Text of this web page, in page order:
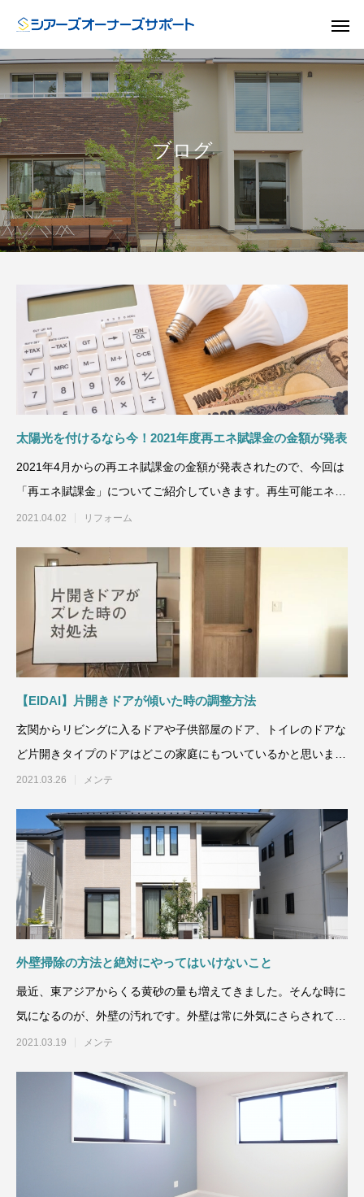
ドア
GUIDE
ブログ
太陽光を付けるなら今！2021年度再エネ賦課金の金額が発表
2021年4月からの再エネ賦課金の金額が発表されたので、今回は
「再エネ賦課金」についてご紹介していきます。再生可能エネル
ギー発電促
2021.04.02 リフォーム
【EIDAI】片開きドアが傾いた時の調整方法
玄関からリビングに入るドアや子供部屋のドア、トイレのドアな
ど片開きタイプのドアはどこの家庭にもついているかと思いま
す。毎日開け閉めするドア
2021.03.26 メンテ
外壁掃除の方法と絶対にやってはいけないこと
最近、東アジアからくる黄砂の量も増えてきました。そんな時に
気になるのが、外壁の汚れです。外壁は常に外気にさらされてい
るため、年数が経つと汚
2021.03.19 メンテ